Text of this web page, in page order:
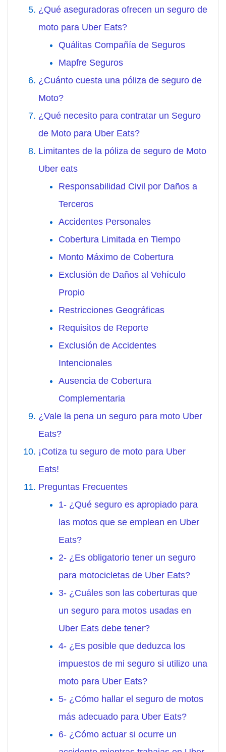
¿Qué aseguradoras ofrecen un seguro de
moto para Uber Eats?
Quálitas Compañía de Seguros
Mapfre Seguros
¿Cuánto cuesta una póliza de seguro de
Moto?
¿Qué necesito para contratar un Seguro
de Moto para Uber Eats?
Limitantes de la póliza de seguro de Moto
Uber eats
Responsabilidad Civil por Daños a
Terceros
Accidentes Personales
Cobertura Limitada en Tiempo
Monto Máximo de Cobertura
Exclusión de Daños al Vehículo
Propio
Restricciones Geográficas
Requisitos de Reporte
Exclusión de Accidentes
Intencionales
Ausencia de Cobertura
Complementaria
¿Vale la pena un seguro para moto Uber
Eats?
¡Cotiza tu seguro de moto para Uber
Eats!
Preguntas Frecuentes
1- ¿Qué seguro es apropiado para
las motos que se emplean en Uber
Eats?
2- ¿Es obligatorio tener un seguro
para motocicletas de Uber Eats?
3- ¿Cuáles son las coberturas que
un seguro para motos usadas en
Uber Eats debe tener?
4- ¿Es posible que deduzca los
impuestos de mi seguro si utilizo una
moto para Uber Eats?
5- ¿Cómo hallar el seguro de motos
más adecuado para Uber Eats?
6- ¿Cómo actuar si ocurre un